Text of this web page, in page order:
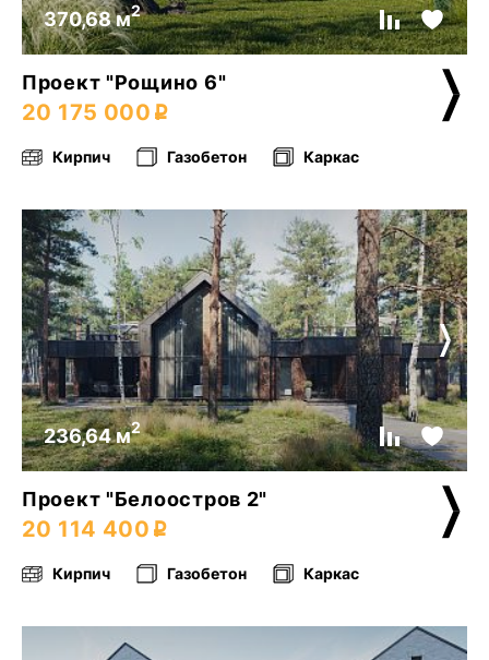
370,68 м2
Проект "Рощино 6"
20 175 000
Кирпич Газобетон Каркас
236,64 м2
Проект "Белоостров 2"
20 114 400
Кирпич Газобетон Каркас